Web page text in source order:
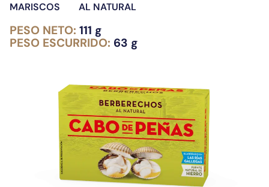
MARISCOS AL NATURAL
PESO NETO: 111 g
PESO ESCURRIDO: 63 g